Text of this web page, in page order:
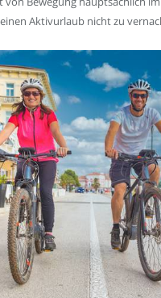
Aktivurlaub nicht zu